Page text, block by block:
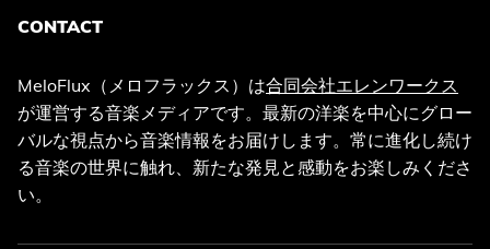
CONTACT
MeloFlux（メロフラックス）は合同会社エレンワークス
が運営する音楽メディアです。最新の洋楽を中心にグロー
バルな視点から音楽情報をお届けします。常に進化し続け
る音楽の世界に触れ、新たな発見と感動をお楽しみくださ
い。